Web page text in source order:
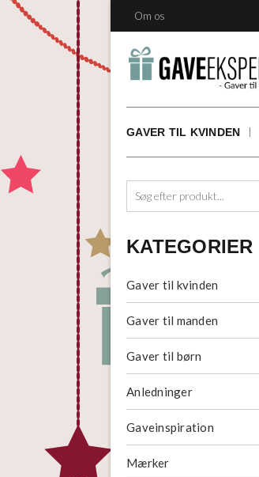
Om os
GAVER TIL KVINDEN
KATEGORIER
Gaver til kvinden
Gaver til manden
Gaver til børn
Anledninger
Gaveinspiration
Mærker